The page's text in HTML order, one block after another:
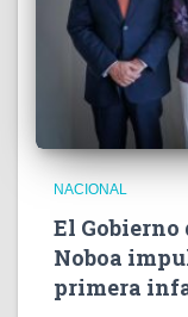
NACIONAL
El
Noboa
primera